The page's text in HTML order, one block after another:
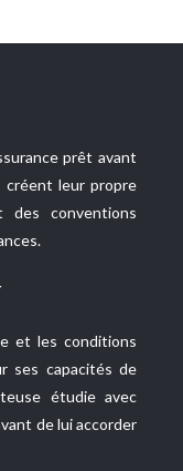
prêt avant
créent leur propre
des conventions
et les conditions
ses capacités de
étudie avec
de lui accorder